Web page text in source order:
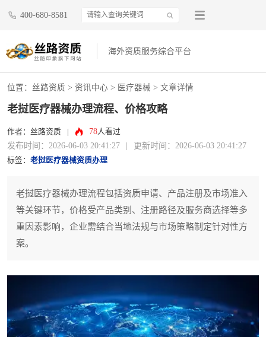
400-680-8581
海外资质服务综合平台
位置： 丝路资质 > 资讯中心 > 医疗器械 > 文章详情
老挝医疗器械办理流程、价格攻略
作者：丝路资质 78人看过
发布时间：2026-06-03 20:41:27 更新时间：2026-06-03 20:41:27
标签： 老挝医疗器械资质办理
老挝医疗器械办理流程包括资质申请、产品注册及市场准入
等关键环节，价格受产品类别、注册路径及服务商选择等多
重因素影响，企业需结合当地法规与市场策略制定针对性方
案。